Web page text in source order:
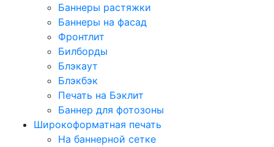
Баннеры растяжки
Баннеры на фасад
Фронтлит
Билборды
Блэкаут
Блэкбэк
Печать на Бэклит
Баннер для фотозоны
Широкоформатная печать
На баннерной сетке